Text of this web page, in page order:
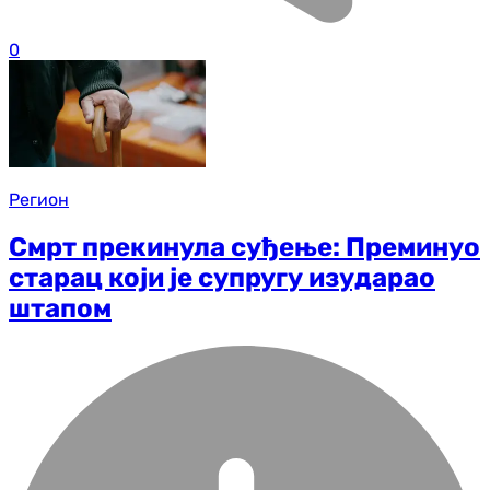
0
Регион
Смрт прекинула суђење: Преминуо
старац који је супругу изударао
штапом